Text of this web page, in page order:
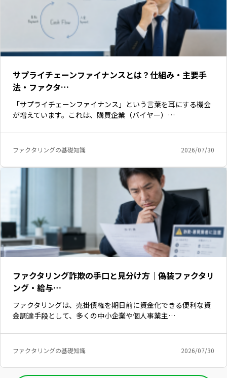
サプライチェーンファイナンスとは？仕組み・主要手
法・ファクタ…
「サプライチェーンファイナンス」という言葉を耳にする機会
が増えています。これは、購買企業（バイヤー）…
ファクタリングの基礎知識 2026/07/30
ファクタリング詐欺の手口と見分け方｜偽装ファクタリ
ング・給与…
ファクタリングは、売掛債権を期日前に資金化できる便利な資
金調達手段として、多くの中小企業や個人事業主…
ファクタリングの基礎知識 2026/07/30
いますぐ無料登録